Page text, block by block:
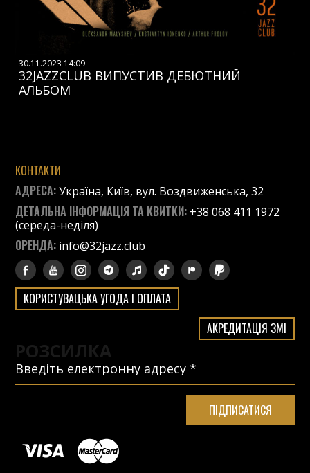
30.11.2023 14:09
32JAZZCLUB ВИПУСТИВ ДЕБЮТНИЙ
АЛЬБОМ
КОНТАКТИ
АДРЕСА:Україна, Київ, вул. Воздвиженська, 32
ДЕТАЛЬНА ІНФОРМАЦІЯ ТА КВИТКИ: +38 068 411 1972
(середа-неділя)
ОРЕНДА: info@32jazz.club
КОРИСТУВАЦЬКА УГОДА І ОПЛАТА
АКРЕДИТАЦІЯ ЗМІ
РОЗСИЛКА